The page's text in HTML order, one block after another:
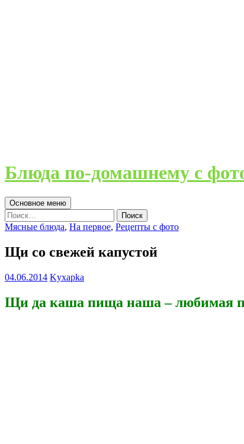
Блюда по-домашнему с
Поиск
Основное меню Перейти
к
содержимому
Найти:
Мясные блюда, На первое, Рецепты с фото
Щи со свежей капустой
04.06.2014 Kyxapka
Щи да каша пища наша – любимая